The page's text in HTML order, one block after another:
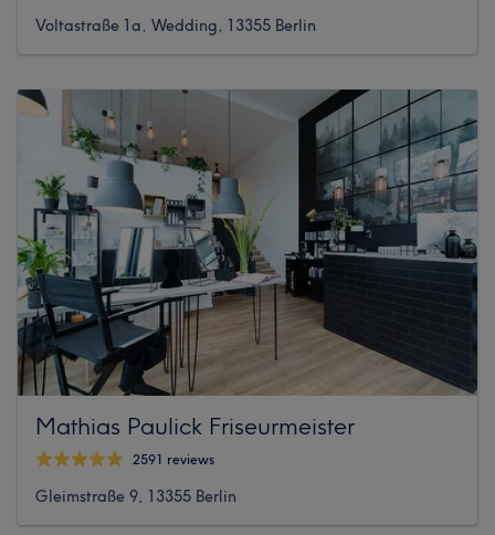
Voltastraße 1a, Wedding, 13355 Berlin
Mathias Paulick Friseurmeister
2591 reviews
Gleimstraße 9, 13355 Berlin